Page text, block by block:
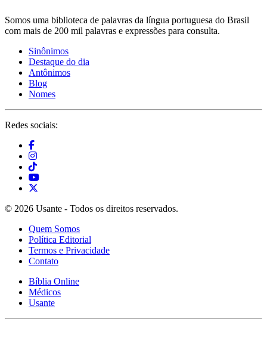
Somos uma biblioteca de palavras da língua portuguesa do Brasil
com mais de 200 mil palavras e expressões para consulta.
Sinônimos
Destaque do dia
Antônimos
Blog
Nomes
Redes sociais:
© 2026 Usante - Todos os direitos reservados.
Quem Somos
Política Editorial
Termos e Privacidade
Contato
Bíblia Online
Médicos
Usante